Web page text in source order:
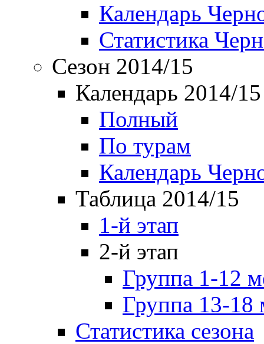
Календарь
Статистика
Сезон 2014/15
Календарь 2014/15
Полный
По турам
Календарь
Таблица 2014/15
1-й этап
2-й этап
Группа 1-12
Группа 13-18
Статистика сезона